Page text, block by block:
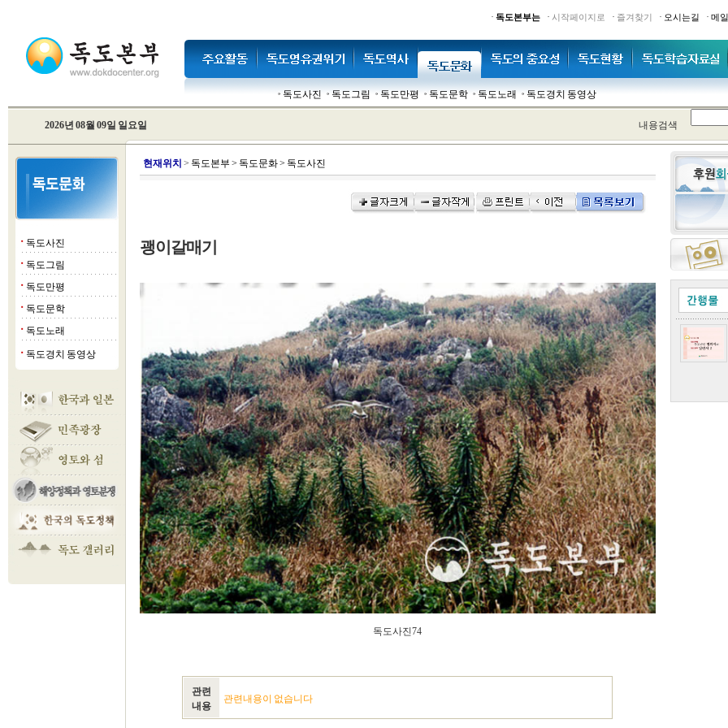
· 독도본부는 · 시작페이지로 · 즐겨찾기 · 오시는길 · 메
독도사진 독도그림 독도만평 독도문학 독도노래 독도경치 동영상
2026년 08월 09일 일요일 내용검색
■ 독도사진
■ 독도그림
■ 독도만평
■ 독도문학
■ 독도노래
■ 독도경치 동영상
현재위치 > 독도본부 > 독도문화> 독도사진
괭이갈매기
독도사진74
관련
내용
관련내용이 없습니다